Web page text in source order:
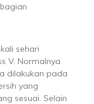
sehari
V. Normalnya
dilakukan pada
yang
sesuai. Selain